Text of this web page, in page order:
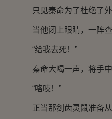
只见秦命为了杜绝了外
当他闭上眼睛，一阵查
“给我去死！”
秦命大喝一声，将手中
“咯吱！”
正当那剑齿灵鼠准备从